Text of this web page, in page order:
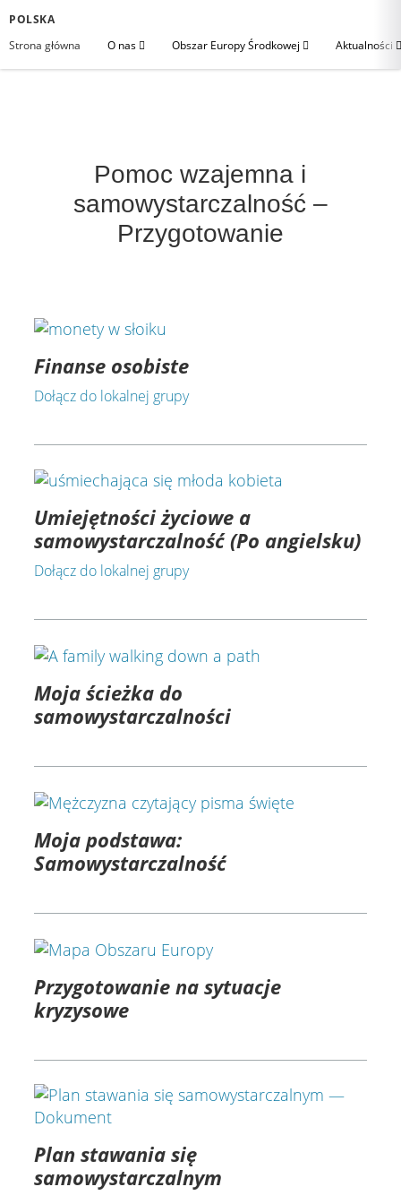
POLSKA
Strona główna
O nas Obszar Europy Środkowej Aktualności
Pomoc wzajemna i
samowystarczalność –
Przygotowanie
Finanse osobiste
Dołącz do lokalnej grupy
Umiejętności życiowe a
samowystarczalność (Po angielsku)
Dołącz do lokalnej grupy
Moja ścieżka do
samowystarczalności
Moja podstawa:
Samowystarczalność
Przygotowanie na sytuacje
kryzysowe
Plan stawania się
samowystarczalnym